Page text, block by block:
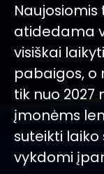
atidedama
visiškai
pabaigos, o
tik nuo
įmonėms
suteikti
vykdomi